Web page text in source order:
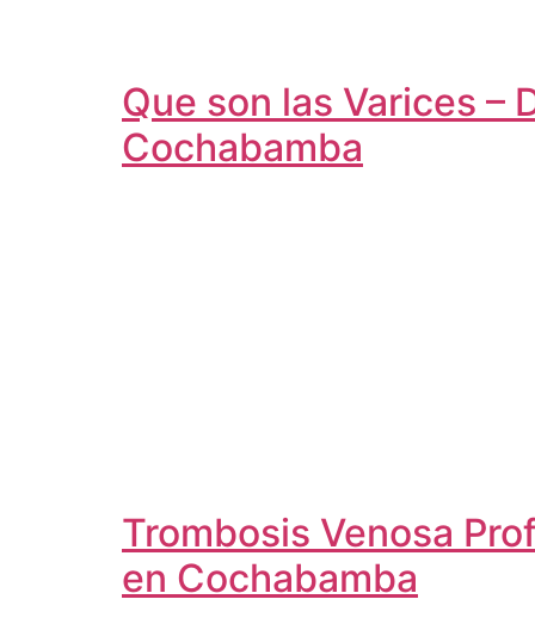
Que son las Varices –
Cochabamba
Trombosis Venosa
en Cochabamba